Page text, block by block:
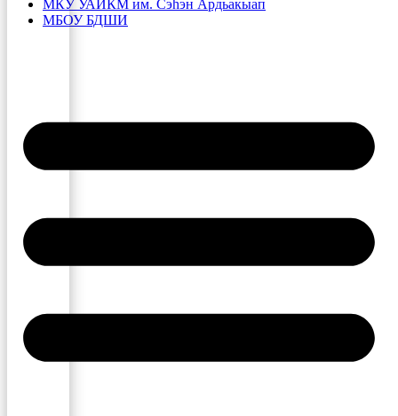
МКУ УАИКМ им. Сэһэн Ардьакыап
МБОУ БДШИ